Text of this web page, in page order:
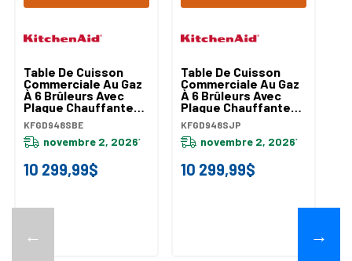
←
Table De Cuisson
Commerciale Au Gaz
À 6 Brûleurs Avec
Plaque Chauffante
KitchenAid® De 48 Po
KFGD948SBE
KFGD948SBE
novembre 2, 2026*
10 299,99$
Table De Cuisson
Commerciale Au Gaz
À 6 Brûleurs Avec
Plaque Chauffante
KitchenAid® De 48 Po
KFGD948SJP
KFGD948SJP
novembre 2, 2026*
10 299,99$
→